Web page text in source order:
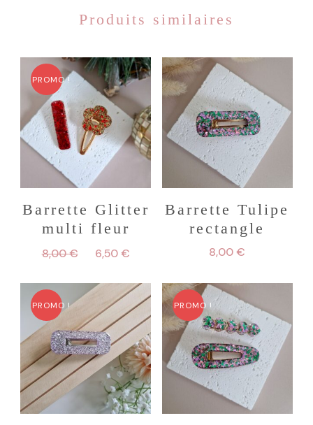
Produits similaires
PROMO !
Barrette Glitter
multi fleur
8,00€
Le
initial
était :
8,00 €.
6,50€
actuel
est :
6,50 €.
Barrette Tulipe
rectangle
8,00€
PROMO ! PROMO !